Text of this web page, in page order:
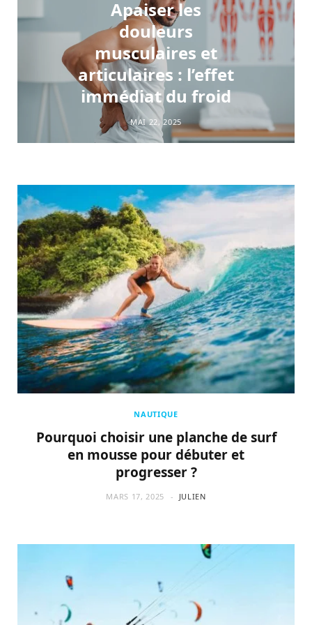
Apaiser les
douleurs
musculaires et
articulaires : l’effet
immédiat du froid
MAI 22, 2025
NAUTIQUE
Pourquoi choisir une planche de surf
en mousse pour débuter et
progresser ?
MARS 17, 2025 JULIEN